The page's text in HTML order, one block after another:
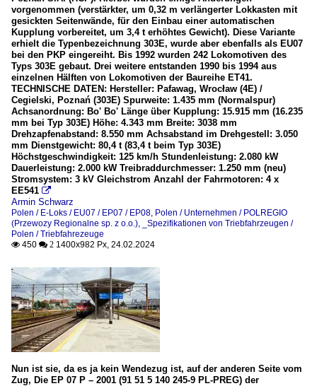
vorgenommen (verstärkter, um 0,32 m verlängerter Lokkasten mit
gesickten Seitenwände, für den Einbau einer automatischen
Kupplung vorbereitet, um 3,4 t erhöhtes Gewicht). Diese Variante
erhielt die Typenbezeichnung 303E, wurde aber ebenfalls als EU07
bei den PKP eingereiht. Bis 1992 wurden 242 Lokomotiven des
Typs 303E gebaut. Drei weitere entstanden 1990 bis 1994 aus
einzelnen Hälften von Lokomotiven der Baureihe ET41.
TECHNISCHE DATEN: Hersteller: Pafawag, Wrocław (4E) /
Cegielski, Poznań (303E) Spurweite: 1.435 mm (Normalspur)
Achsanordnung: Bo' Bo' Länge über Kupplung: 15.915 mm (16.235
mm bei Typ 303E) Höhe: 4.343 mm Breite: 3038 mm
Drehzapfenabstand: 8.550 mm Achsabstand im Drehgestell: 3.050
mm Dienstgewicht: 80,4 t (83,4 t beim Typ 303E)
Höchstgeschwindigkeit: 125 km/h Stundenleistung: 2.080 kW
Dauerleistung: 2.000 kW Treibraddurchmesser: 1.250 mm (neu)
Stromsystem: 3 kV Gleichstrom Anzahl der Fahrmotoren: 4 x
EE541 
Armin Schwarz
Polen / E-Loks / EU07 / EP07 / EP08, Polen / Unternehmen / POLREGIO
(Przewozy Regionalne sp. z o.o.),
_Spezifikationen von Triebfahrzeugen /
Polen / Triebfahrezeuge
 450  2 1400x982 Px, 24.02.2024
Nun ist sie, da es ja kein Wendezug ist, auf der anderen Seite vom
Zug, Die EP 07 P – 2001 (91 51 5 140 245-9 PL-PREG) der